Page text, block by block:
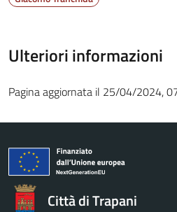
Ulteriori informazioni
Pagina aggiornata il 25/04/2024,
Città di Trapani